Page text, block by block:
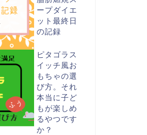
ープダイエ
ット最終日
の記録
ピタゴラス
イッチ風お
もちゃの選
び方。それ
本当に子ど
もが楽しめ
るやつです
か？